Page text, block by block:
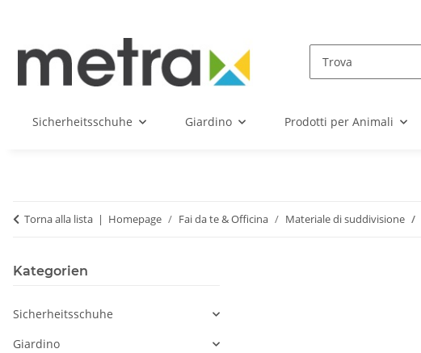
Sicherheitsschuhe Giardino Prodotti per Animali
Torna alla lista Homepage Fai da te & Officina Materiale di suddivisione
Kategorien
Sicherheitsschuhe
Giardino